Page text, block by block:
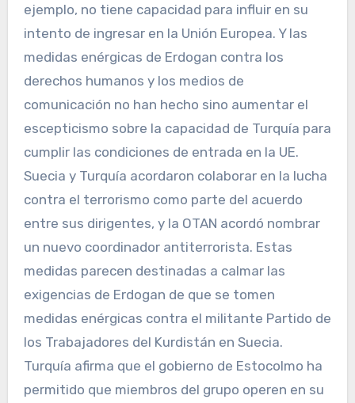
ejemplo, no tiene capacidad para influir en su
intento de ingresar en la Unión Europea. Y las
medidas enérgicas de Erdogan contra los
derechos humanos y los medios de
comunicación no han hecho sino aumentar el
escepticismo sobre la capacidad de Turquía para
cumplir las condiciones de entrada en la UE.
Suecia y Turquía acordaron colaborar en la lucha
contra el terrorismo como parte del acuerdo
entre sus dirigentes, y la OTAN acordó nombrar
un nuevo coordinador antiterrorista. Estas
medidas parecen destinadas a calmar las
exigencias de Erdogan de que se tomen
medidas enérgicas contra el militante Partido de
los Trabajadores del Kurdistán en Suecia.
Turquía afirma que el gobierno de Estocolmo ha
permitido que miembros del grupo operen en su